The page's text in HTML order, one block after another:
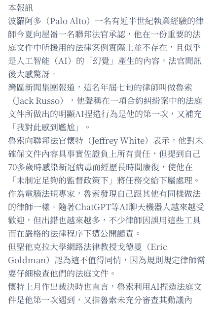
本報訊
波羅阿多（Palo Alto）一名有近半世紀執業經驗的律
師今夏向屋崙一名聯邦法官承認，他在一份重要的法
庭文件中所援用的法律案例實際上並不存在，且似乎
是人工智能（AI）的「幻覺」產生的內容，法官聞訊
後大感驚訝。
灣區新聞集團報道，這名年屆七旬的律師叫做魯索
（Jack Russo），他聲稱在一項合約糾紛案中的法庭
文件所做出的明顯AI捏造行為是他的第一次，又補充
「我對此感到尷尬」。
魯索向聯邦法官懷特（Jeffrey White）表示，他對未
確保文件內容具事實佐證負上所有責任，但提到自己
70多歲時感染新冠病毒而經歷長時間康復，使他在
「未制定足夠的監督政策下」將任務交給下屬處理。
作為電腦法規專家，魯索發現自己跟其他有同樣做法
的律師一樣。隨著ChatGPT等AI聊天機器人越來越受
歡迎，但出錯也越來越多，不少律師因誤用這些工具
而在嚴格的法律程序下遭公開譴責。
但聖他克拉大學網路法律教授戈德曼（Eric
Goldman）認為這不值得同情，因為規則規定律師需
要仔細檢查他們的法庭文件。
懷特上月作出裁決時也直言，魯索利用AI捏造法庭文
件是他第一次遇到，又指魯索未充分審查其動議內